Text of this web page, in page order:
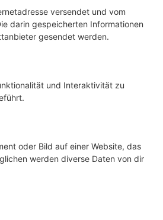
versendet und vom
darin gespeicherten Informationen
gesendet werden.
und Interaktivität zu
oder Bild auf einer Website, das
werden diverse Daten von dir